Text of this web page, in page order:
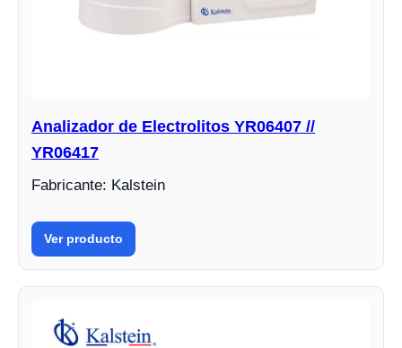
Analizador de Electrolitos YR06407 //
YR06417
Fabricante: Kalstein
Ver producto